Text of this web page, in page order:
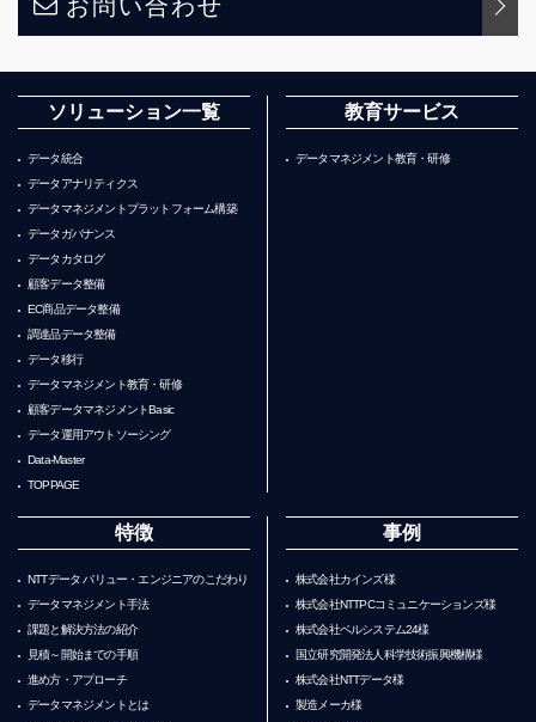
お問い合わせ
ソリューション一覧
データ統合
データアナリティクス
データマネジメントプラットフォーム構築
データガバナンス
データカタログ
顧客データ整備
EC商品データ整備
調達品データ整備
データ移行
データマネジメント教育・研修
顧客データマネジメントBasic
データ運用アウトソーシング
Data-Master
TOPPAGE
教育サービス
データマネジメント教育・研修
特徴
NTTデータ バリュー・エンジニアのこだわり
データマネジメント手法
課題と解決方法の紹介
見積～開始までの手順
進め方・アプローチ
データマネジメントとは
事例
株式会社カインズ様
株式会社NTTPCコミュニケーションズ様
株式会社ベルシステム24様
国立研究開発法人科学技術振興機構様
株式会社NTTデータ様
製造メーカ様